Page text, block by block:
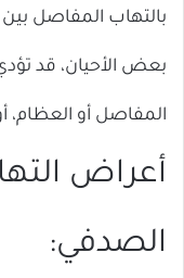
بالتهاب المفاصل
بعض الأحيان، قد
المفاصل أو العظام،
أعراض
الصدفي: